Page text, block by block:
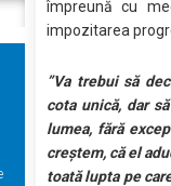
împreună cu
impozitarea
”Va trebui să
cota unică, dar
lumea, fără
creștem, că el
toată lupta pe